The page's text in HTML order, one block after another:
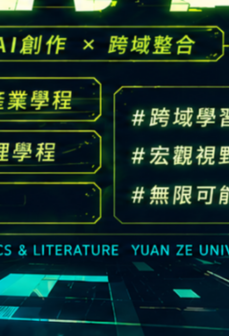
Email：cldept@saturn.yzu.edu.tw
校本部電話： +886-3-4638800 #2706,2707
地址： 桃園市中壢區遠東路 135 號  元智五館 6 樓